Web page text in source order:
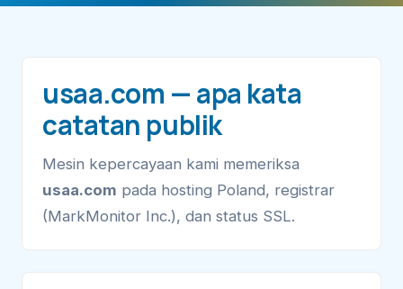
usaa.com — apa kata
catatan publik
Mesin kepercayaan kami memeriksa
usaa.com pada hosting Poland, registrar
(MarkMonitor Inc.), dan status SSL.